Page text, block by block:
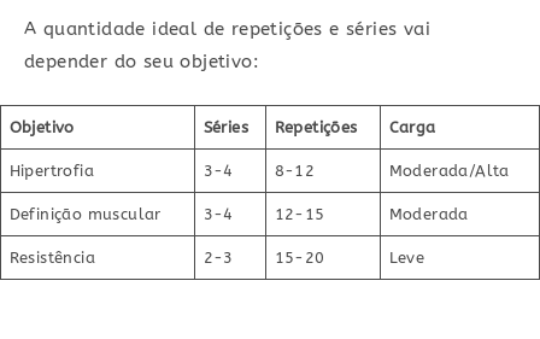
A quantidade ideal de repetições e séries vai
depender do seu objetivo:
Objetivo Séries Repetições Carga
Hipertrofia 3-4 8-12 Moderada/Alta
Definição muscular 3-4 12-15 Moderada
Resistência 2-3 15-20 Leve